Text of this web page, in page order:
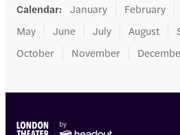
Calendar: January February
May
June July August
October
November